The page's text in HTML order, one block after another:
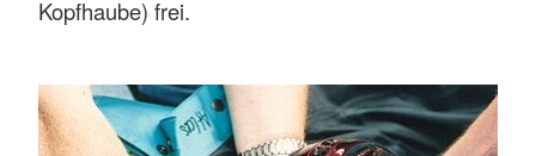
Kopfhaube) frei.